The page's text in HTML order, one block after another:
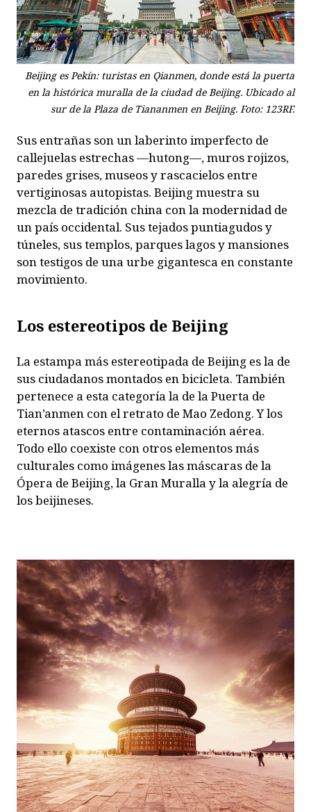
Beijing es Pekín: turistas en Qianmen, donde está la puerta
en la histórica muralla de la ciudad de Beijing. Ubicado al
sur de la Plaza de Tiananmen en Beijing. Foto: 123RF.
Sus entrañas son un laberinto imperfecto de
callejuelas estrechas —hutong—, muros rojizos,
paredes grises, museos y rascacielos entre
vertiginosas autopistas. Beijing muestra su
mezcla de tradición china con la modernidad de
un país occidental. Sus tejados puntiagudos y
túneles, sus templos, parques lagos y mansiones
son testigos de una urbe gigantesca en constante
movimiento.
Los estereotipos de Beijing
La estampa más estereotipada de Beijing es la de
sus ciudadanos montados en bicicleta. También
pertenece a esta categoría la de la Puerta de
Tian’anmen con el retrato de Mao Zedong. Y los
eternos atascos entre contaminación aérea.
Todo ello coexiste con otros elementos más
culturales como imágenes las máscaras de la
Ópera de Beijing, la Gran Muralla y la alegría de
los beijineses.